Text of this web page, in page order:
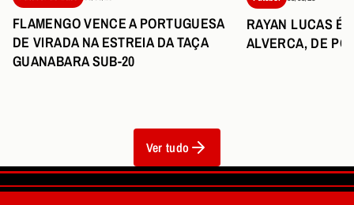
FLAMENGO VENCE A PORTUGUESA
DE VIRADA NA ESTREIA DA TAÇA
GUANABARA SUB-20
RAYAN LUCAS É
ALVERCA, DE
Ver tudo